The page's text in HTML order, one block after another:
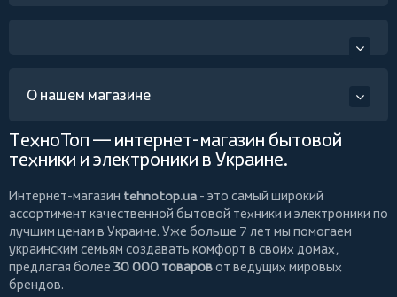
О нашем магазине
ТехноТоп — интернет-магазин бытовой
техники и электроники в Украине.
Интернет-магазин tehnotop.ua - это самый широкий
ассортимент качественной бытовой техники и электроники по
лучшим ценам в Украине. Уже больше 7 лет мы помогаем
украинским семьям создавать комфорт в своих домах,
предлагая более 30 000 товаровот ведущих мировых
брендов.